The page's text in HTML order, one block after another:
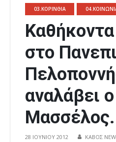
03.ΚΟΡΙΝΘΙΑ
στο
αναλάβει
Μασσέλος.
28 ΙΟΥΝΊΟΥ 2012 ΚΑΒΟΣ